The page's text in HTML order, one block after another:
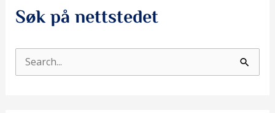
Søk på nettstedet